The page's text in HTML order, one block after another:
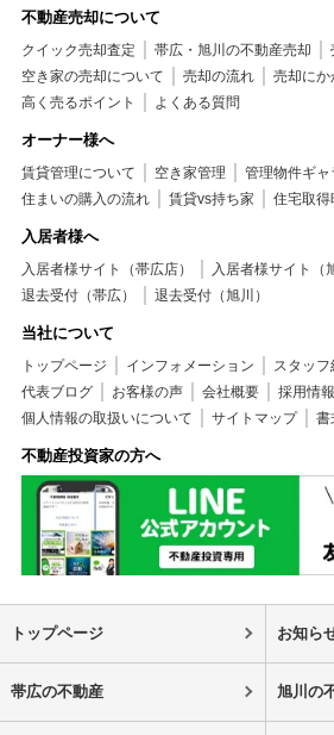
不動産売却について
クイック売却査定 帯広・旭川の不動産売却
空き家の売却について
売却の流れ
売却にか
高く売るポイント
よくある質問
オーナー様へ
賃貸管理について 空き家管理 管理物件ギャ
住まいの購入の流れ
賃貸vs持ち家 住宅取得
入居者様へ
入居者様サイト（帯広店）
入居者様サイト（
退去受付（帯広）
退去受付（旭川）
当社について
トップページ インフォメーション スタッフ
代表ブログ
お客様の声 会社概要 採用情報
個人情報の取扱いについて
サイトマップ 書
不動産投資家の方へ
トップページ お知ら
帯広の不動産 旭川の